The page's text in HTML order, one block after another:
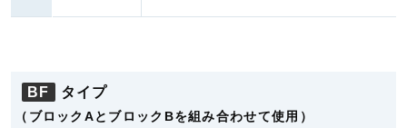
BF タイプ
（ブロックAとブロックBを組み合わせて使用）